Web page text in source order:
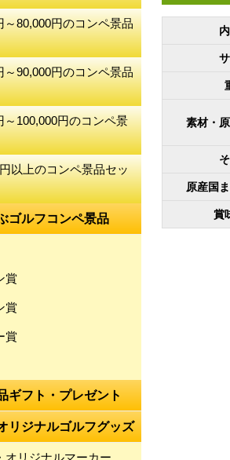
～80,000円のコンペ景品
～90,000円のコンペ景品
～100,000円のコンペ景
以上のコンペ景品セッ
ゴルフコンペ景品
賞
賞
賞
ギフト・プレゼント
リジナルゴルフグッズ
オリジナルマーカー
素材・
原産国
賞